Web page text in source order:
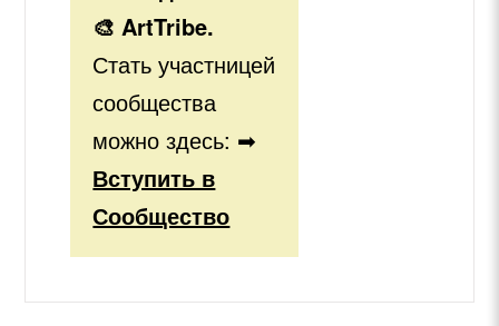
🎨 ArtTribe.
Стать участницей
сообщества
можно здесь: ➡
Вступить в
Сообщество